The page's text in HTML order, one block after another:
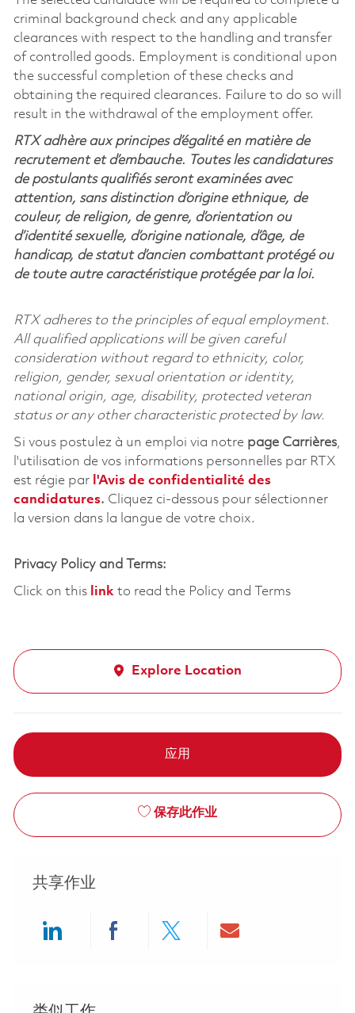
criminal background check and any applicable
clearances with respect to the handling and transfer
of controlled goods. Employment is conditional upon
the successful completion of these checks and
obtaining the required clearances. Failure to do so will
result in the withdrawal of the employment offer.
RTX adhère aux principes d’égalité en matière de
recrutement et d’embauche. Toutes les candidatures
de postulants qualifiés seront examinées avec
attention, sans distinction d’origine ethnique, de
couleur, de religion, de genre, d’orientation ou
d’identité sexuelle, d’origine nationale, d’âge, de
handicap, de statut d’ancien combattant protégé ou
de toute autre caractéristique protégée par la loi.
RTX adheres to the principles of equal employment.
All qualified applications will be given careful
consideration without regard to ethnicity, color,
religion, gender, sexual orientation or identity,
national origin, age, disability, protected veteran
status or any other characteristic protected by law.
Si vous postulez à un emploi via notre page Carrières,
l'utilisation de vos informations personnelles par RTX
est régie par l'Avis de confidentialité des
candidatures. Cliquez ci-dessous pour sélectionner
la version dans la langue de votre choix.
Privacy Policy and Terms:
Click on this linkto read the Policy and Terms
Explore Location
应用
保存此作业
共享作业